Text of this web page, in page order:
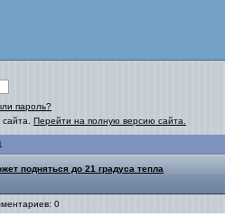
пароль?
Перейти на полную версию сайта.
подняться до 21 градуса тепла
0